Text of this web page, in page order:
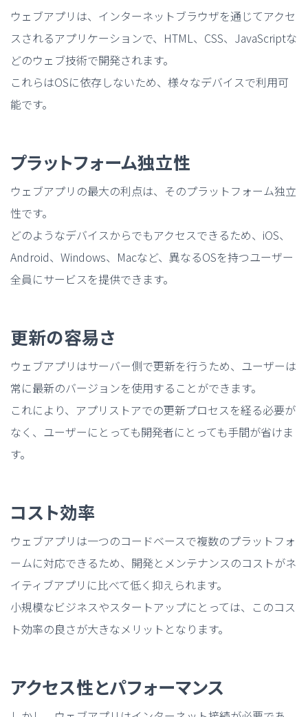
ウェブアプリは、インターネットブラウザを通じてアクセ
スされるアプリケーションで、HTML、CSS、JavaScriptな
どのウェブ技術で開発されます。
これらはOSに依存しないため、様々なデバイスで利用可
能です。
プラットフォーム独立性
ウェブアプリの最大の利点は、そのプラットフォーム独立
性です。
どのようなデバイスからでもアクセスできるため、iOS、
Android、Windows、Macなど、異なるOSを持つユーザー
全員にサービスを提供できます。
更新の容易さ
ウェブアプリはサーバー側で更新を行うため、ユーザーは
常に最新のバージョンを使用することができます。
これにより、アプリストアでの更新プロセスを経る必要が
なく、ユーザーにとっても開発者にとっても手間が省けま
す。
コスト効率
ウェブアプリは一つのコードベースで複数のプラットフォ
ームに対応できるため、開発とメンテナンスのコストがネ
イティブアプリに比べて低く抑えられます。
小規模なビジネスやスタートアップにとっては、このコス
ト効率の良さが大きなメリットとなります。
アクセス性とパフォーマンス